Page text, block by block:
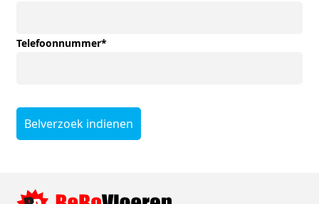
Telefoonnummer*
Belverzoek indienen